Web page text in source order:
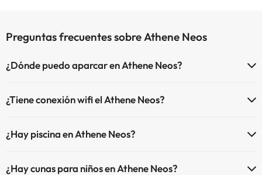
Preguntas frecuentes sobre Athene Neos
¿Dónde puedo aparcar en Athene Neos?
aparcamiento (bajo disponibilidad):
¿Tiene conexión wifi el Athene Neos?
¿Hay piscina en Athene Neos?
tienes más info sobre la piscina y otras instalaciones.
¿Hay cunas para niños en Athene Neos?